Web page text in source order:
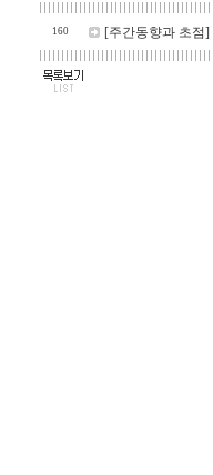
160 [주간동향과 초점]